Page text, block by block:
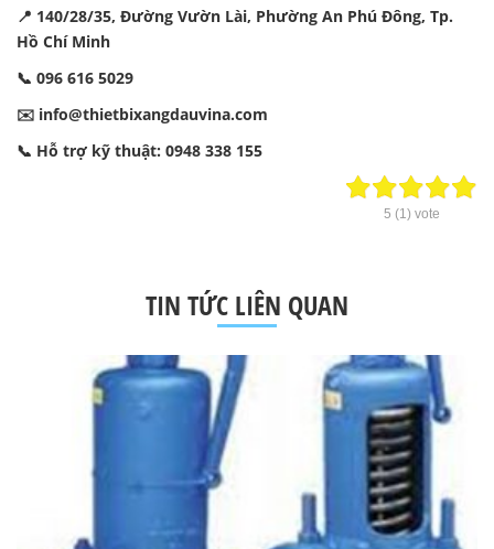
📍 140/28/35, Đường Vườn Lài, Phường An Phú Đông, Tp.
Hồ Chí Minh
📞 096 616 5029
✉️ info@thietbixangdauvina.com
📞 Hỗ trợ kỹ thuật: 0948 338 155
5 (1) vote
TIN TỨC LIÊN QUAN